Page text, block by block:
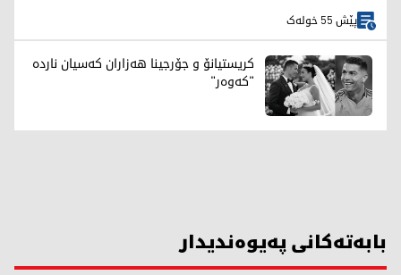
پێش 55 خولەک
کریستیانۆ و جۆرجینا هەزاران کەسیان ناردە
"کەوەر"
بابەتەکانی پەیوەندیدار